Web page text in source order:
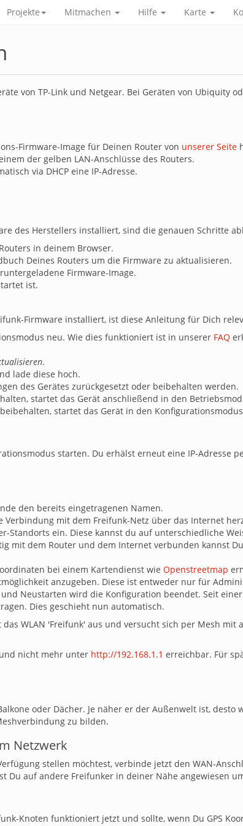
Projekte Mitmachen Hilfe Karte
von TP-Link und Netgear. Bei Geräten von Ubiquity
Firmware-Image für Deinen Router von unserer Seite
der gelben LAN-Anschlüsse des Routers.
via DHCP eine IP-Adresse.
des Herstellers installiert, sind die genauen Schritte
in deinem Browser.
Deines Routers um die Firmware zu aktualisieren.
Firmware-Image.
ist.
Firmware installiert, ist diese Anleitung für Dich
neu. Wie dies funktioniert ist in unserer FAQ
.
lade diese hoch.
des Gerätes zurückgesetzt oder beibehalten werden.
startet das Gerät anschließend in den
startet das Gerät in den
starten. Du erhälst erneut eine IP-Adresse
den bereits eingetragenen Namen.
Verbindung mit dem Freifunk-Netz über das Internet
Standorts ein. Diese kannst du auf unterschiedliche
mit dem Router und dem Internet verbunden kannst
bei einem Kartendienst wie Openstreetmap
anzugeben. Diese ist entweder nur für
Neustarten wird die Konfiguration beendet. Seit
Dies geschieht nun automatisch.
WLAN 'Freifunk' aus und versucht sich per Mesh
nicht mehr unter http://192.168.1.1 erreichbar. Für
oder Dächer. Je näher er der Außenwelt ist,
zu bilden.
Netzwerk
stellen möchtest, verbinde jetzt den WAN-
Du auf andere Freifunker in deiner Nähe angewiesen
Knoten funktioniert jetzt und sollte, wenn Du GPS